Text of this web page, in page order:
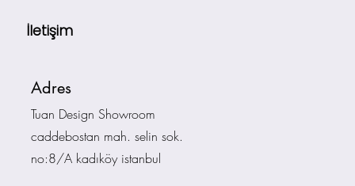
İletişim
Adres
Tuan Design Showroom
caddebostan mah. selin sok.
no:8/A kadıköy istanbul